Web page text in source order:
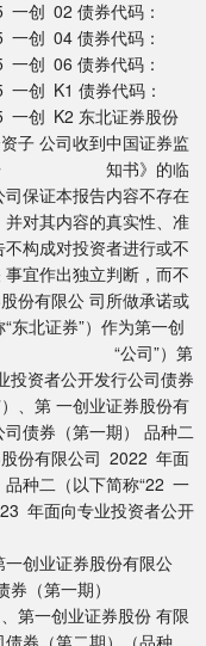
债券代码：
债券代码：
债券代码：
债券代码：
东北证券股份
子 公司收到中国证券监
事先告 知书》的临
保证本报告内容不存在
对其内容的真实性、准
构成对投资者进行或不
宜作出独立判断，而不
份有限公 司所做承诺或
北证券”）作为第一创
行人”、 “公司”）第
资者公开发行公司债券
、第 一创业证券股份有
债券（第一期） 品种二
股份有限公司 2022 年面
种二（以下简称“22 一
年面向专业投资者公开
一期）
一创业证券股份有限公
（第一期）
创业证券股份 有限